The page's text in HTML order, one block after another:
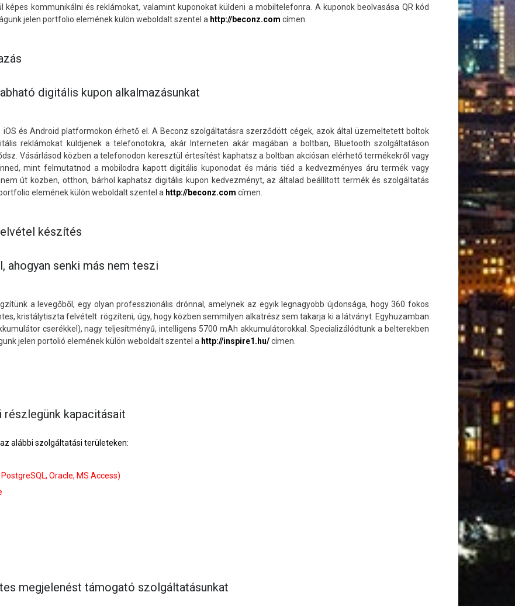
kommunikálni és reklámokat, valamint kuponokat küldeni a mobiltelefonra. A kuponok beolvasása QR kód
jelen portfolio elemének külön weboldalt szentel a http://beconz.com címen.
digitális kupon alkalmazásunkat
és Android platformokon érhető el. A Beconz szolgáltatásra szerződött cégek, azok által üzemeltetett boltok
reklámokat küldjenek a telefonotokra, akár Interneten akár magában a boltban, Bluetooth szolgáltatáson
Vásárlásod közben a telefonodon keresztül értesítést kaphatsz a boltban akciósan elérhető termékekről vagy
mint felmutatnod a mobilodra kapott digitális kuponodat és máris tiéd a kedvezményes áru termék vagy
út közben, otthon, bárhol kaphatsz digitális kupon kedvezményt, az általad beállított termék és szolgáltatás
elemének külön weboldalt szentel a http://beconz.com címen.
készítés
ahogyan senki más nem teszi
a levegőből, egy olyan professzionális drónnal, amelynek az egyik legnagyobb újdonsága, hogy 360 fokos
kristálytiszta felvételt rögzíteni, úgy, hogy közben semmilyen alkatrész sem takarja ki a látványt. Egyhuzamban
cserékkel), nagy teljesítményű, intelligens 5700 mAh akkumulátorokkal. Specializálódtunk a belterekben
jelen portolió elemének külön weboldalt szentel a http://inspire1.hu/címen.
részlegünk kapacitásait
alábbi szolgáltatási területeken:
Oracle, MS Access)
megjelenést támogató szolgáltatásunkat